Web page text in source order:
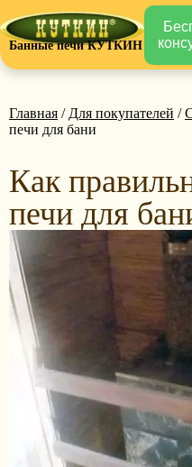
Банные печи КУТКИН
Главная / Для покупателей /
печи для бани
Как
печи для